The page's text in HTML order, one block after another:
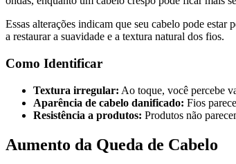
Essas alterações indicam que seu cabelo pode
a restaurar a suavidade e a textura natural dos fios.
Como Identificar
Textura irregular: Ao toque, você percebe
Aparência de cabelo danificado: Fios
Resistência a produtos: Produtos não
Aumento da Queda de Cabelo